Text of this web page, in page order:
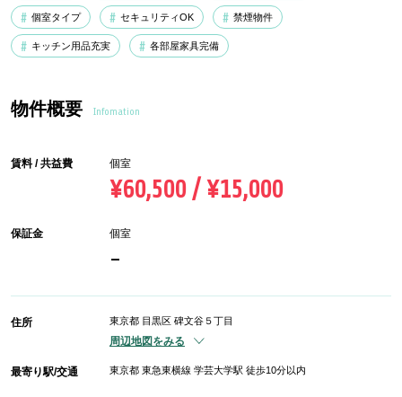
個室タイプ セキュリティOK 禁煙物件
キッチン用品充実 各部屋家具完備
物件概要 Infomation
賃料 / 共益費 個室
¥60,500 / ¥15,000
保証金 個室
-
住所 東京都 目黒区 碑文谷５丁目
周辺地図をみる
最寄り駅/交通 東京都 東急東横線 学芸大学駅 徒歩10分以内